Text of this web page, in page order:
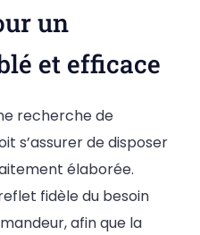
un
et efficace
recherche de
s’assurer de disposer
élaborée.
fidèle du besoin
afin que la